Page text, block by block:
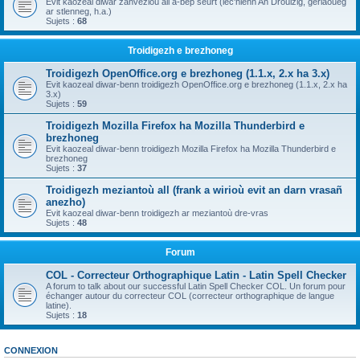
ar stlenneg, h.a.)
Sujets : 68
Troidigezh e brezhoneg
Troidigezh OpenOffice.org e brezhoneg (1.1.x, 2.x ha 3.x)
Evit kaozeal diwar-benn troidigezh OpenOffice.org e brezhoneg (1.1.x, 2.x ha
3.x)
Sujets : 59
Troidigezh Mozilla Firefox ha Mozilla Thunderbird e
brezhoneg
Evit kaozeal diwar-benn troidigezh Mozilla Firefox ha Mozilla Thunderbird e
brezhoneg
Sujets : 37
Troidigezh meziantoù all (frank a wirioù evit an darn vrasañ
anezho)
Evit kaozeal diwar-benn troidigezh ar meziantoù dre-vras
Sujets : 48
Forum
COL - Correcteur Orthographique Latin - Latin Spell Checker
A forum to talk about our successful Latin Spell Checker COL. Un forum pour
échanger autour du correcteur COL (correcteur orthographique de langue
latine).
Sujets : 18
CONNEXION